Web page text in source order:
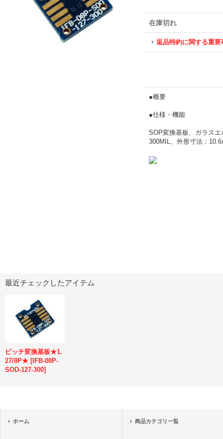
在庫切れ
返品特約に関する重要
●概要
●仕様・機能
SOP変換基板、ガラス
300MIL、外形寸法：
最近チェックしたアイテム
ピッチ変換基板★1.
27/8P★ [IFB-08P-
SOD-127-300]
ホーム 商品カテゴリ一覧